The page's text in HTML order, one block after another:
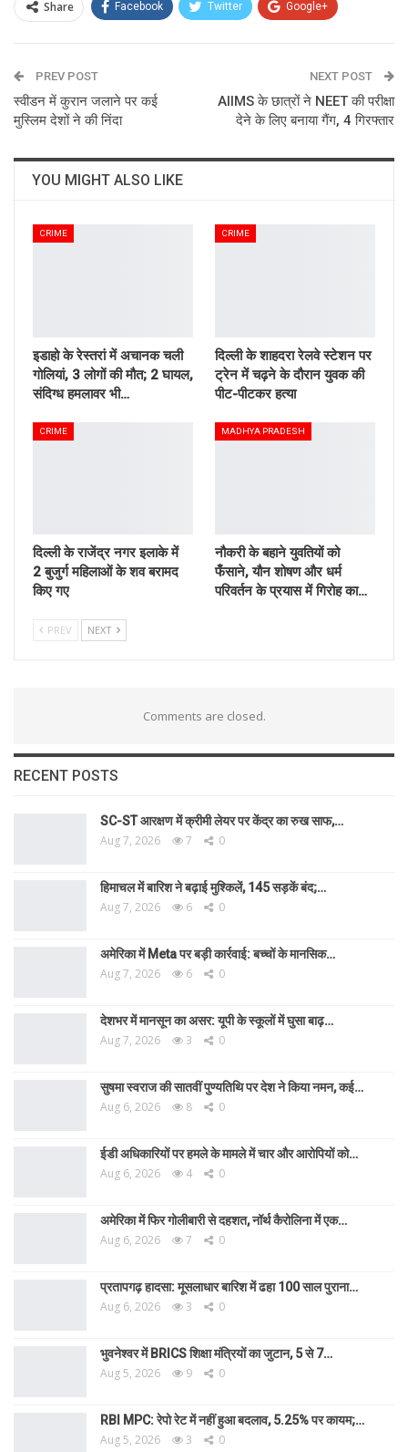
Share Facebook Twitter Google+
Email
PREV POST
स्वीडन में कुरान जलाने पर कई
मुस्लिम देशों ने की निंदा
NEXT POST
AIIMS के छात्रों ने NEET की परीक्षा
देने के लिए बनाया गैंग, 4 गिरफ्तार
YOU MIGHT ALSO LIKE
CRIME
इडाहो के रेस्तरां में अचानक चली
गोलियां, 3 लोगों की मौत; 2 घायल,
संदिग्ध हमलावर भी…
CRIME
दिल्ली के शाहदरा रेलवे स्टेशन पर
ट्रेन में चढ़ने के दौरान युवक की
पीट-पीटकर हत्या
CRIME
दिल्ली के राजेंद्र नगर इलाके में
2 बुजुर्ग महिलाओं के शव बरामद
किए गए
MADHYA PRADESH
नौकरी के बहाने युवतियों को
फँसाने, यौन शोषण और धर्म
परिवर्तन के प्रयास में गिरोह का…
PREV NEXT
Comments are closed.
RECENT POSTS
SC-ST आरक्षण में क्रीमी लेयर पर केंद्र का रुख साफ,…
Aug 7, 2026 7 0
हिमाचल में बारिश ने बढ़ाई मुश्किलें, 145 सड़कें बंद;…
Aug 7, 2026 6 0
अमेरिका में Meta पर बड़ी कार्रवाई: बच्चों के मानसिक…
Aug 7, 2026 6 0
देशभर में मानसून का असर: यूपी के स्कूलों में घुसा बाढ़…
Aug 7, 2026 3 0
सुषमा स्वराज की सातवीं पुण्यतिथि पर देश ने किया नमन, कई…
Aug 6, 2026 8 0
ईडी अधिकारियों पर हमले के मामले में चार और आरोपियों को…
Aug 6, 2026 4 0
अमेरिका में फिर गोलीबारी से दहशत, नॉर्थ कैरोलिना में एक…
Aug 6, 2026 7 0
प्रतापगढ़ हादसा: मूसलाधार बारिश में ढहा 100 साल पुराना…
Aug 6, 2026 3 0
भुवनेश्वर में BRICS शिक्षा मंत्रियों का जुटान, 5 से 7…
Aug 5, 2026 9 0
RBI MPC: रेपो रेट में नहीं हुआ बदलाव, 5.25% पर कायम;…
Aug 5, 2026 3 0